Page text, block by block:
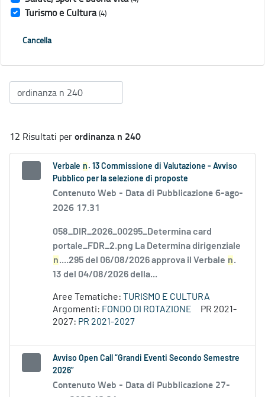
Turismo e Cultura (4)
Cancella
12 Risultati perordinanza n 240
Verbale n . 13 Commissione di Valutazione - Avviso
Pubblico per la selezione di proposte
Contenuto Web - Data di Pubblicazione 6-ago-
2026 17.31
058_DIR_2026_00295_Determina card
portale_FDR_2.png La Determina dirigenziale
n....295 del 06/08/2026 approva il Verbale n.
13 del 04/08/2026 della...
Aree Tematiche: TURISMO E CULTURA
Argomenti: FONDO DI ROTAZIONE
PR 2021-
2027: PR 2021-2027
Avviso Open Call “Grandi Eventi Secondo Semestre
2026”
Contenuto Web - Data di Pubblicazione 27-